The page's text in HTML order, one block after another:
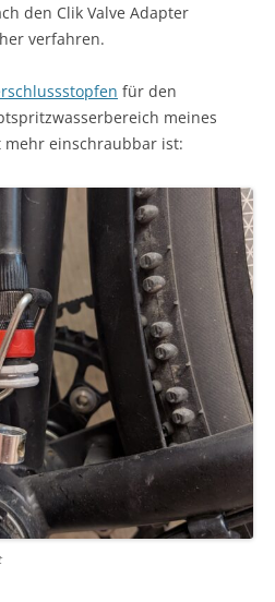
den Clik Valve Adapter
verfahren.
für den
meines
einschraubbar ist: